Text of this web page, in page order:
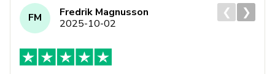
FM
Fredrik Magnusson
2025-10-02
❮ ❯